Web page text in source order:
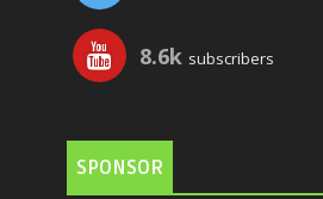
8.6k subscribers
SPONSOR